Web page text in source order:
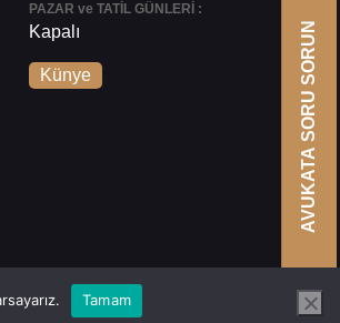
PAZAR ve TATİL GÜNLERİ :
Kapalı
Künye
Tamam
AVUKATA SORU SORUN